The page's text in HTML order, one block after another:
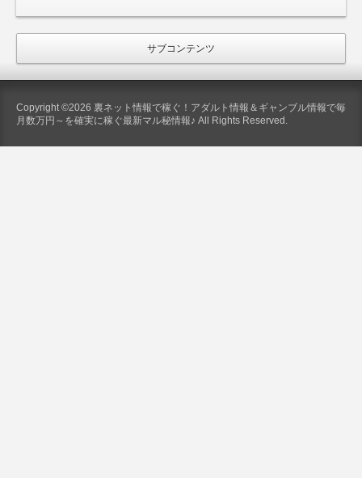
サブコンテンツ
Copyright ©2026 裏ネット情報で稼ぐ！アダルト情報＆ギャンブル情報で毎
月数万円～を確実に稼ぐ最新マル秘情報♪ All Rights Reserved.